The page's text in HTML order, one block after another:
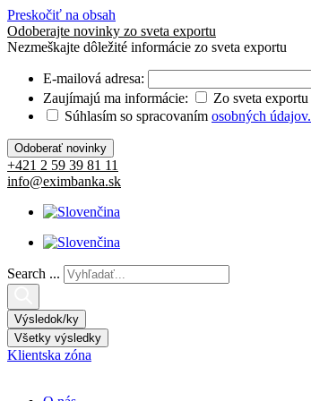
Preskočiť na obsah
Odoberajte novinky zo sveta exportu
Nezmeškajte dôležité informácie zo sveta exportu
E-mailová adresa:
Zaujímajú ma informácie:
Zo sveta exportu
Súhlasím so spracovaním osobných údajov.
+421 2 59 39 81 11
info@eximbanka.sk
Search ...
Výsledok/ky
Všetky výsledky
Klientska zóna